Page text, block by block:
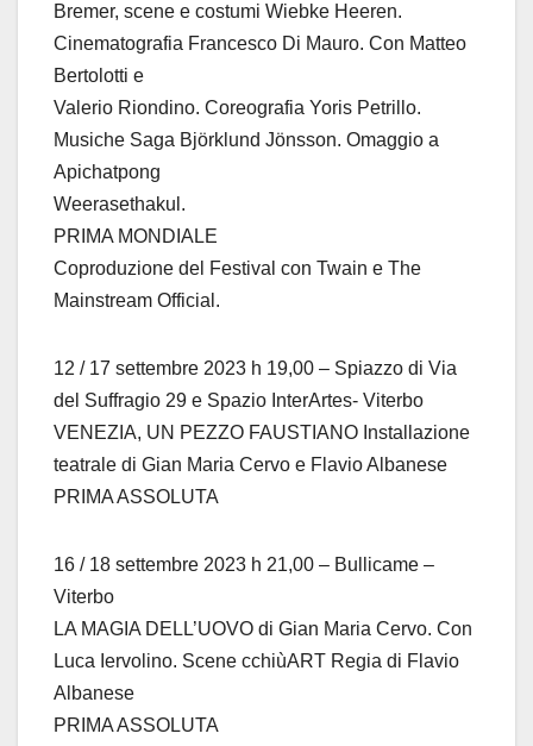
Bremer, scene e costumi Wiebke Heeren.
Cinematografia Francesco Di Mauro. Con Matteo
Bertolotti e
Valerio Riondino. Coreografia Yoris Petrillo.
Musiche Saga Björklund Jönsson. Omaggio a
Apichatpong
Weerasethakul.
PRIMA MONDIALE
Coproduzione del Festival con Twain e The
Mainstream Official.
12 / 17 settembre 2023 h 19,00 – Spiazzo di Via
del Suffragio 29 e Spazio InterArtes- Viterbo
VENEZIA, UN PEZZO FAUSTIANO Installazione
teatrale di Gian Maria Cervo e Flavio Albanese
PRIMA ASSOLUTA
16 / 18 settembre 2023 h 21,00 – Bullicame –
Viterbo
LA MAGIA DELL’UOVO di Gian Maria Cervo. Con
Luca Iervolino. Scene cchiùART Regia di Flavio
Albanese
PRIMA ASSOLUTA